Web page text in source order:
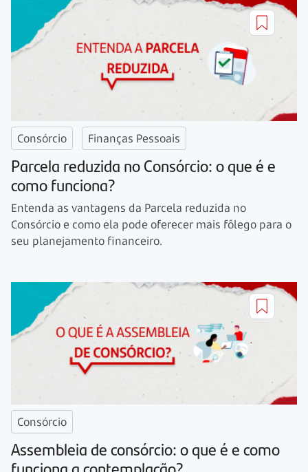
Consórcio Finanças Pessoais
Parcela reduzida no Consórcio: o que é e
como funciona?
Entenda as vantagens da Parcela reduzida no
Consórcio e como ela pode oferecer mais fôlego para o
seu planejamento financeiro.
Consórcio
Assembleia de consórcio: o que é e como